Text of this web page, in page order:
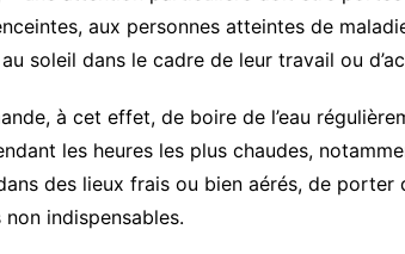
aux personnes atteintes de
soleil dans le cadre de leur travail ou
à cet effet, de boire de l’eau
les heures les plus chaudes,
des lieux frais ou bien aérés, de porter
indispensables.